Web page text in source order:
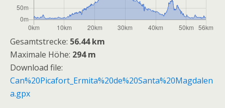
Gesamtstrecke: 56.44 km
Maximale Höhe: 294 m
Download file:
Can%20Picafort_Ermita%20de%20Santa%20Magdalen
a.gpx